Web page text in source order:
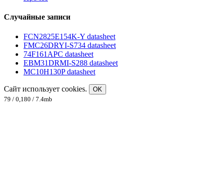
Случайные записи
FCN2825E154K-Y datasheet
FMC26DRYI-S734 datasheet
74F161APC datasheet
EBM31DRMI-S288 datasheet
MC10H130P datasheet
Сайт использует cookies.
OK
79 / 0,180 / 7.4mb